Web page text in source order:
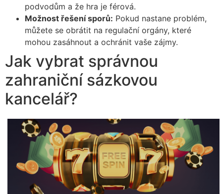
podvodům a že hra je férová.
Možnost řešení sporů: Pokud nastane problém,
můžete se obrátit na regulační orgány, které
mohou zasáhnout a ochránit vaše zájmy.
Jak vybrat správnou
zahraniční sázkovou
kancelář?